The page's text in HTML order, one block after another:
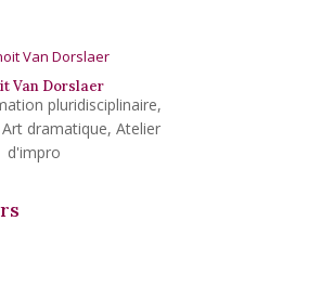
Van Dorslaer
pluridisciplinaire,
Art dramatique, Atelier
d'impro